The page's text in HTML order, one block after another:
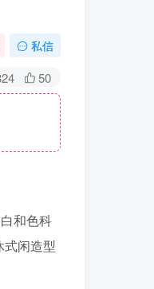
私信
50
和色科
式闲造型